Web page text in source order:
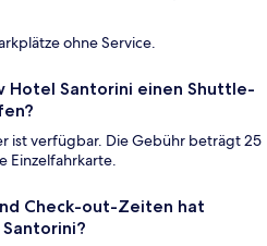
ohne Service.
Hotel Santorini einen Shuttle-
ist verfügbar. Die Gebühr beträgt 25
Einzelfahrkarte.
Check-out-Zeiten hat